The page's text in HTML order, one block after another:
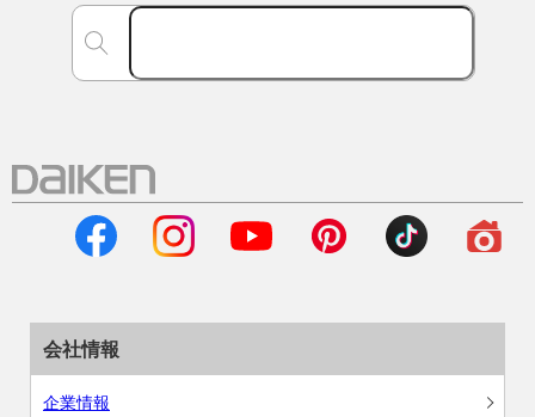
会社情報
企業情報